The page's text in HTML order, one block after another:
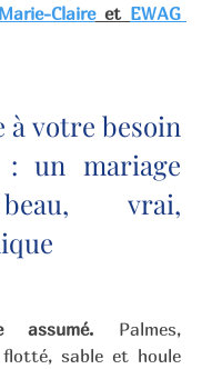
Claire et EWAG
à votre besoin
: un mariage
vrai,
assumé. Palmes,
sable et houle